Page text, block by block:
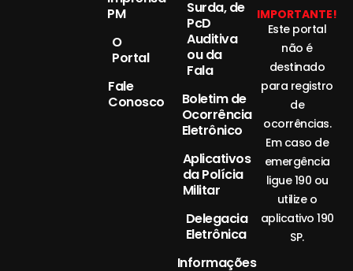
PM
O
Portal
Fale
Conosco
Surda, de
PcD
Auditiva
ou da
Fala
Boletim de
Ocorrência
Eletrônico
Aplicativos
da Polícia
Militar
Delegacia
Eletrônica
Informações
IMPORTANTE!
Este portal
não é
destinado
para registro
de
ocorrências.
Em caso de
emergência
ligue 190 ou
utilize o
aplicativo 190
SP.